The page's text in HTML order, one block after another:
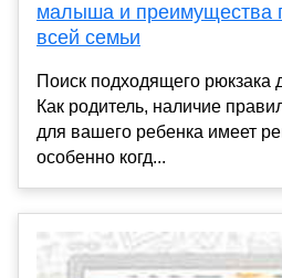
малыша и преимущества
всей семьи
Поиск подходящего
Как родитель, наличие
для вашего ребенка имеет
особенно когд...